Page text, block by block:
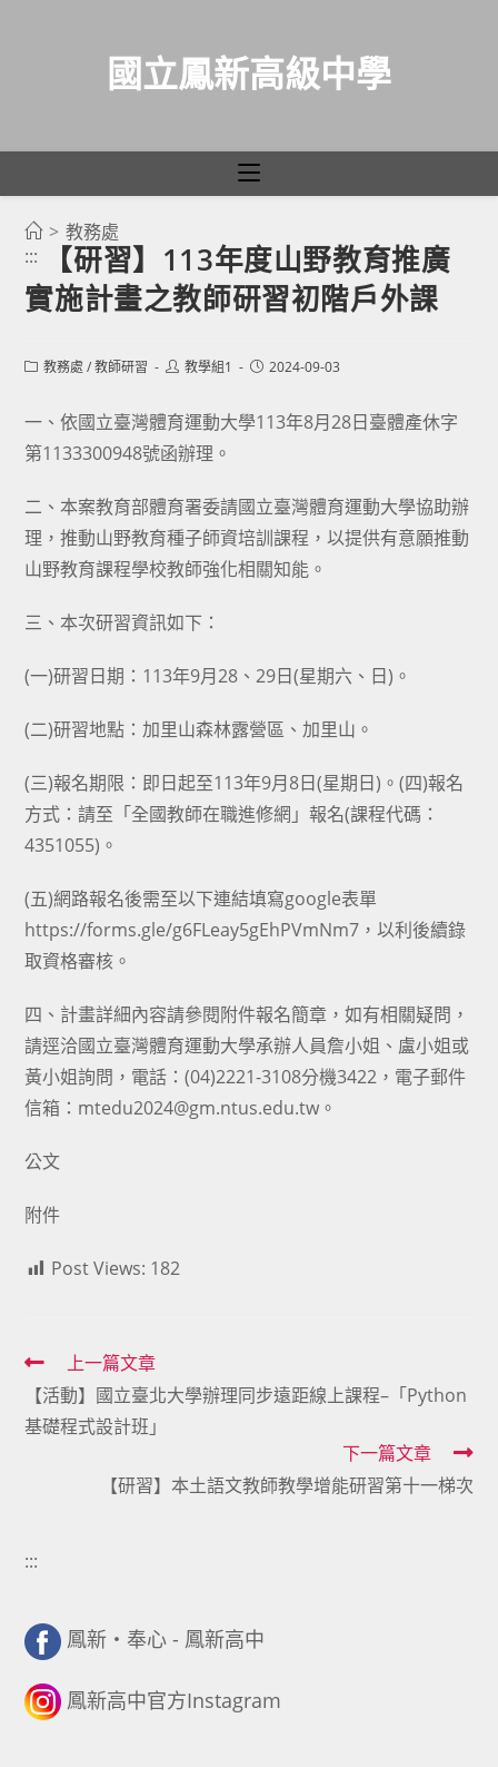
國立鳳新高級中學
> 教務處
:::
【研習】113年度山野教育推廣
實施計畫之教師研習初階戶外課
Post教務處 / 教師研習
Post教學組1
Post2024-09-03
一、依國立臺灣體育運動大學113年8月28日臺體產休字
第1133300948號函辦理。
二、本案教育部體育署委請國立臺灣體育運動大學協助辦
理，推動山野教育種子師資培訓課程，以提供有意願推動
山野教育課程學校教師強化相關知能。
三、本次研習資訊如下：
(一)研習日期：113年9月28、29日(星期六、日)。
(二)研習地點：加里山森林露營區、加里山。
(三)報名期限：即日起至113年9月8日(星期日)。(四)報名
方式：請至「全國教師在職進修網」報名(課程代碼：
4351055)。
(五)網路報名後需至以下連結填寫google表單
https://forms.gle/g6FLeay5gEhPVmNm7，以利後續錄
取資格審核。
四、計畫詳細內容請參閱附件報名簡章，如有相關疑問，
請逕洽國立臺灣體育運動大學承辦人員詹小姐、盧小姐或
黃小姐詢問，電話：(04)2221-3108分機3422，電子郵件
信箱：mtedu2024@gm.ntus.edu.tw。
公文
附件
Post Views: 182
Read
more
articles
上一篇文章
【活動】國立臺北大學辦理同步遠距線上課程–「Python
基礎程式設計班」
下一篇文章
【研習】本土語文教師教學增能研習第十一梯次
:::
鳳新・奉心 - 鳳新高中
鳳新高中官方Instagram